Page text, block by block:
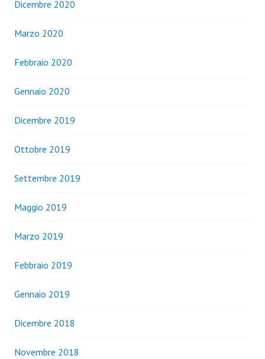
Dicembre 2020
Marzo 2020
Febbraio 2020
Gennaio 2020
Dicembre 2019
Ottobre 2019
Settembre 2019
Maggio 2019
Marzo 2019
Febbraio 2019
Gennaio 2019
Dicembre 2018
Novembre 2018